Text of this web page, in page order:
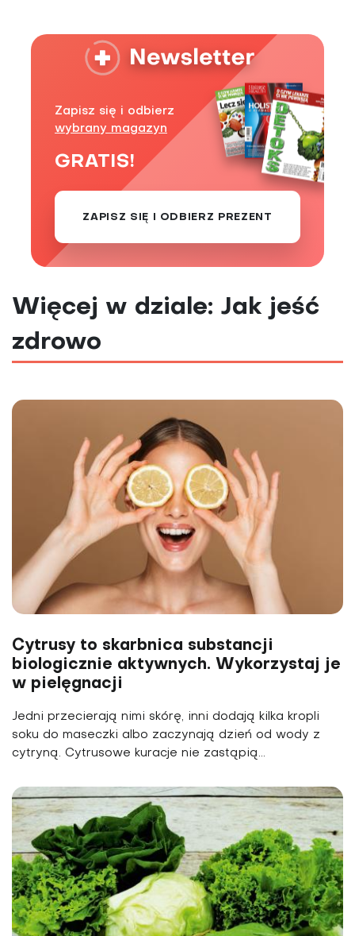
Zapisz się i odbierz
wybrany magazyn
GRATIS!
ZAPISZ SIĘ I ODBIERZ PREZENT
Więcej w dziale: Jak jeść
zdrowo
Cytrusy to skarbnica substancji
biologicznie aktywnych. Wykorzystaj je
w pielęgnacji
Jedni przecierają nimi skórę, inni dodają kilka kropli
soku do maseczki albo zaczynają dzień od wody z
cytryną. Cytrusowe kuracje nie zastąpią...